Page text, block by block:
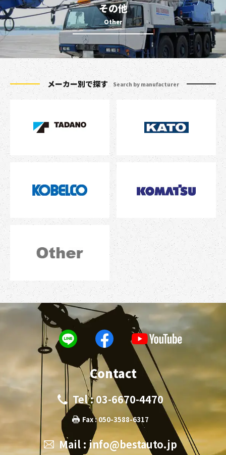
その他
メーカー別で探す Search by manufacturer
Contact
Tel : 03-6670-4470
Fax : 050-3588-6317
Mail : info@bestauto.jp